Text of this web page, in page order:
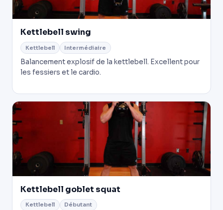
Kettlebell swing
Kettlebell Intermédiaire
Balancement explosif de la kettlebell. Excellent pour
les fessiers et le cardio.
Kettlebell goblet squat
Kettlebell Débutant